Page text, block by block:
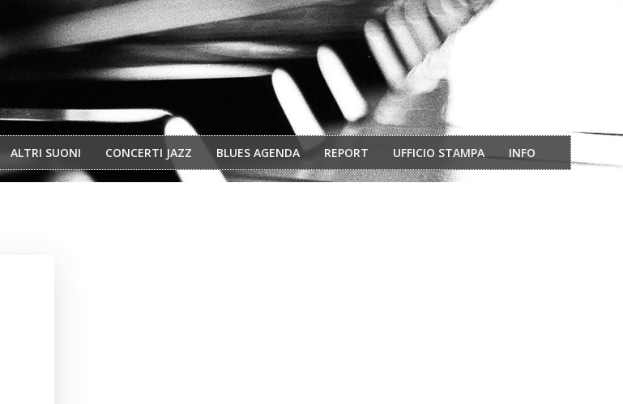
ALTRI SUONI CONCERTI JAZZ BLUES AGENDA REPORT UFFICIO STAMPA INFO